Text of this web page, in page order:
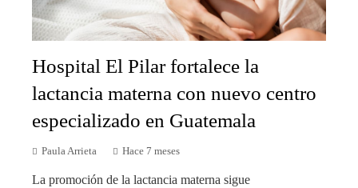
Hospital El Pilar fortalece la
lactancia materna con nuevo centro
especializado en Guatemala
Paula Arrieta Hace 7 meses
La promoción de la lactancia materna sigue